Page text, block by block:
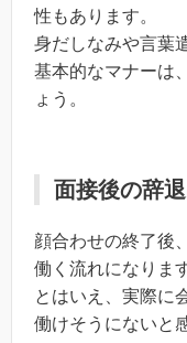
性もあります。
身だしなみや言葉
基本的なマナーは
ょう。
面接後の辞
顔合わせの終了後
働く流れになりま
とはいえ、実際に
働けそうにないと